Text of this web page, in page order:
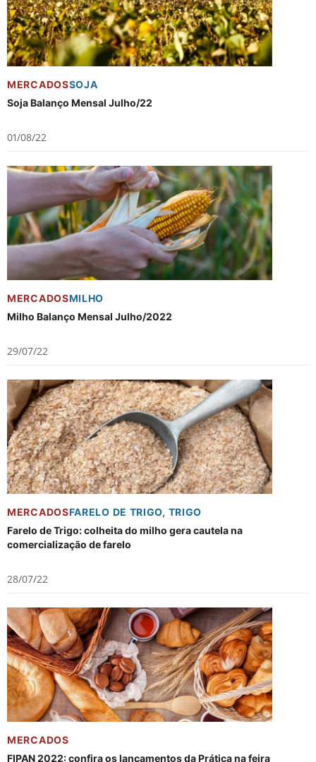
MERCADOSSOJA
Soja Balanço Mensal Julho/22
01/08/22
MERCADOSMILHO
Milho Balanço Mensal Julho/2022
29/07/22
MERCADOSFARELO DE TRIGO, TRIGO
Farelo de Trigo: colheita do milho gera cautela na
comercialização de farelo
28/07/22
MERCADOS
FIPAN 2022: confira os lançamentos da Prática na feira